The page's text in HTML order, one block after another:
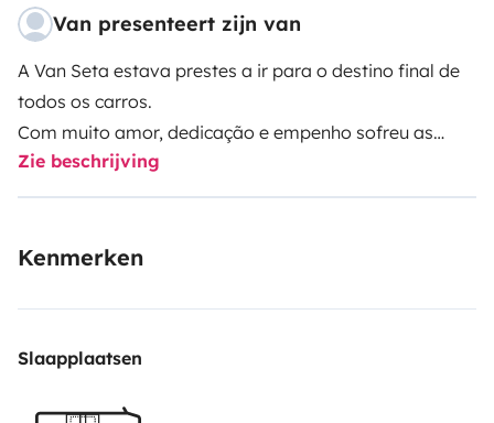
Van presenteert zijn van
A Van Seta estava prestes a ir para o destino final de
todos os carros.
Com muito amor, dedicação e empenho sofreu as
maiores alterações e hoje está à tua espera para
poder partilhar contigo grandes aventuras!
A Van Seta está preparada com todos os utensílios
poderes estar a par e partilhares a tua experiência por
Zie beschrijving
Kenmerken
Slaapplaatsen